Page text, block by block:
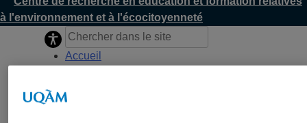
à l'environnement et à l'écocitoyenneté
Accueil